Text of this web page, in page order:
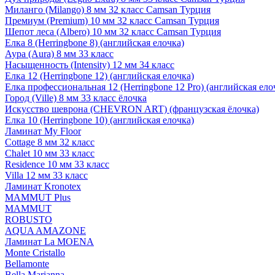
Миланго (Milango) 8 мм 32 класс Camsan Турция
Премиум (Premium) 10 мм 32 класс Camsan Турция
Шепот леса (Albero) 10 мм 32 класс Camsan Турция
Елка 8 (Herringbone 8) (английская елочка)
Аура (Aura) 8 мм 33 класс
Насыщенность (Intensity) 12 мм 34 класс
Елка 12 (Herringbone 12) (английская елочка)
Елка профессиональная 12 (Herringbone 12 Pro) (английская
Город (Ville) 8 мм 33 класс ёлочка
Искусство шеврона (CHEVRON ART) (французская ёлочка)
Елка 10 (Herringbone 10) (английская елочка)
Ламинат My Floor
Cottage 8 мм 32 класс
Chalet 10 мм 33 класс
Residence 10 мм 33 класс
Villa 12 мм 33 класс
Ламинат Kronotex
MAMMUT Plus
MAMMUT
ROBUSTO
AQUA AMAZONE
Ламинат La MOENA
Monte Cristallo
Bellamonte